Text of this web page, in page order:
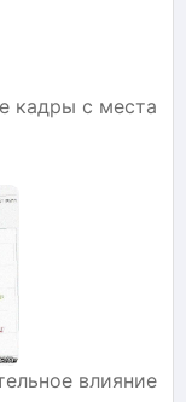
кадры с места
влияние